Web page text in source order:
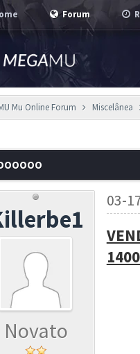
Forum
Mu Online Forum Miscelânea
Novato
03-